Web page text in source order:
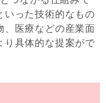
いった技術的なもの
、医療などの産業面
り具体的な提案がで